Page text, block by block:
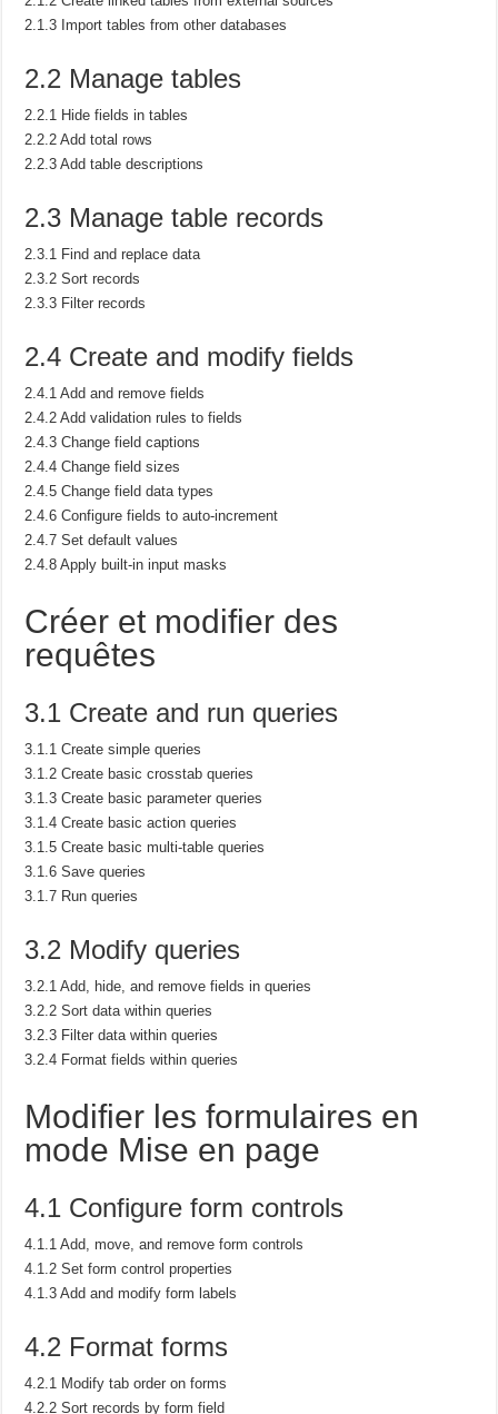
2.1.3 Import tables from other databases
2.2 Manage tables
2.2.1 Hide fields in tables
2.2.2 Add total rows
2.2.3 Add table descriptions
2.3 Manage table records
2.3.1 Find and replace data
2.3.2 Sort records
2.3.3 Filter records
2.4 Create and modify fields
2.4.1 Add and remove fields
2.4.2 Add validation rules to fields
2.4.3 Change field captions
2.4.4 Change field sizes
2.4.5 Change field data types
2.4.6 Configure fields to auto-increment
2.4.7 Set default values
2.4.8 Apply built-in input masks
Créer et modifier des
requêtes
3.1 Create and run queries
3.1.1 Create simple queries
3.1.2 Create basic crosstab queries
3.1.3 Create basic parameter queries
3.1.4 Create basic action queries
3.1.5 Create basic multi-table queries
3.1.6 Save queries
3.1.7 Run queries
3.2 Modify queries
3.2.1 Add, hide, and remove fields in queries
3.2.2 Sort data within queries
3.2.3 Filter data within queries
3.2.4 Format fields within queries
Modifier les formulaires en
mode Mise en page
4.1 Configure form controls
4.1.1 Add, move, and remove form controls
4.1.2 Set form control properties
4.1.3 Add and modify form labels
4.2 Format forms
4.2.1 Modify tab order on forms
4.2.2 Sort records by form field